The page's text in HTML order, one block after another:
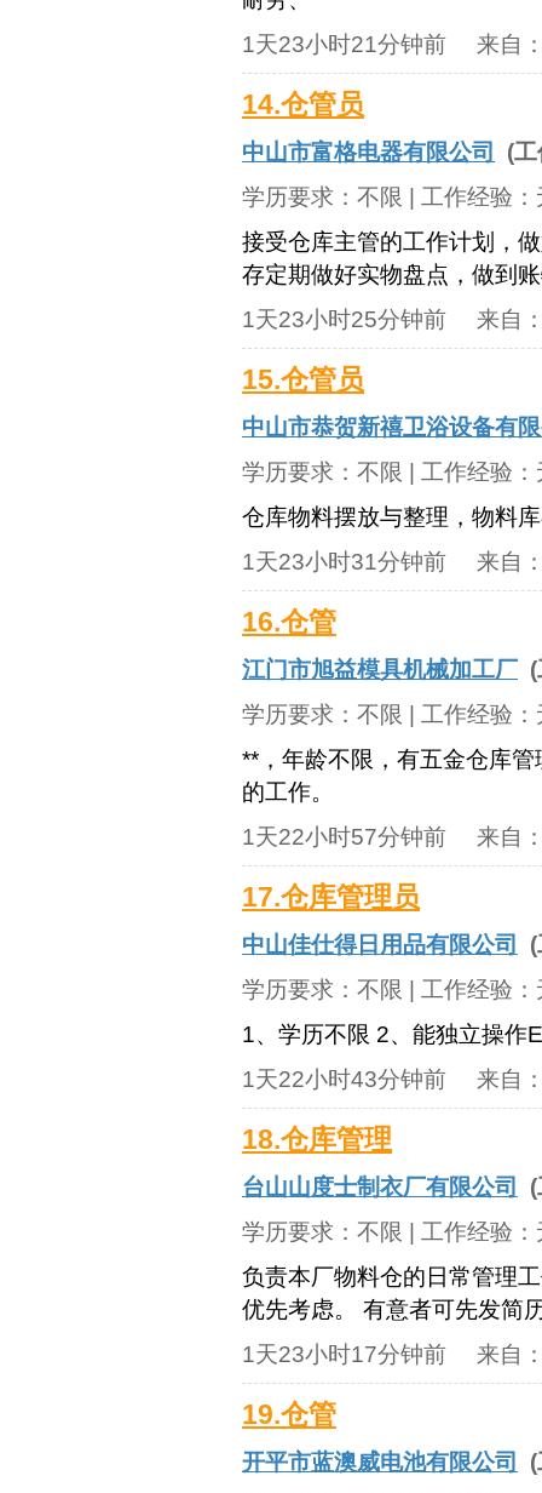
1天23小时21分钟前 来自
14.仓管员
中山市富格电器有限公司
(
学历要求： 不限 | 工作经验：
接受仓库主管的工作计划，
存定期做好实物盘点，做到
1天23小时25分钟前 来自
15.仓管员
中山市恭贺新禧卫浴设备有
学历要求： 不限 | 工作经验：
仓库物料摆放与整理，物料
1天23小时31分钟前 来自
16.仓管
江门市旭益模具机械加工厂
学历要求： 不限 | 工作经验：
**，年龄不限，有五金仓库
的工作。
1天22小时57分钟前 来自
17.仓库管理员
中山佳仕得日用品有限公司
学历要求： 不限 | 工作经验：
1、学历不限 2、能独立操作
1天22小时43分钟前 来自
18.仓库管理
台山山度士制衣厂有限公司
学历要求： 不限 | 工作经验：
负责本厂物料仓的日常管理
优先考虑。 有意者可先发简
1天23小时17分钟前 来自
19.仓管
开平市蓝澳威电池有限公司